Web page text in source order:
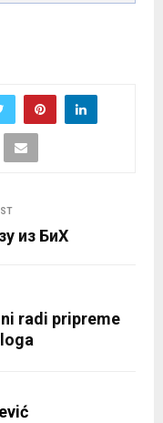
из БиХ
radi pripreme